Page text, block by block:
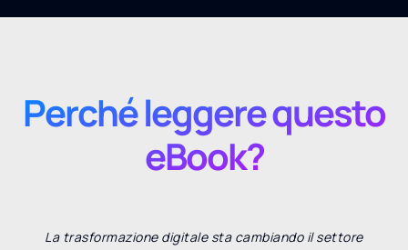
Perché leggere questo
eBook?
La trasformazione digitale sta cambiando il settore